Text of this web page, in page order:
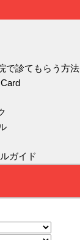
で診てもらう方法
ガイド